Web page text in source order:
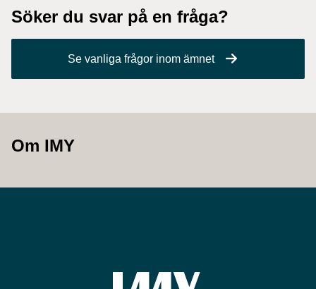
Söker du svar på en fråga?
Se vanliga frågor inom ämnet
Om IMY